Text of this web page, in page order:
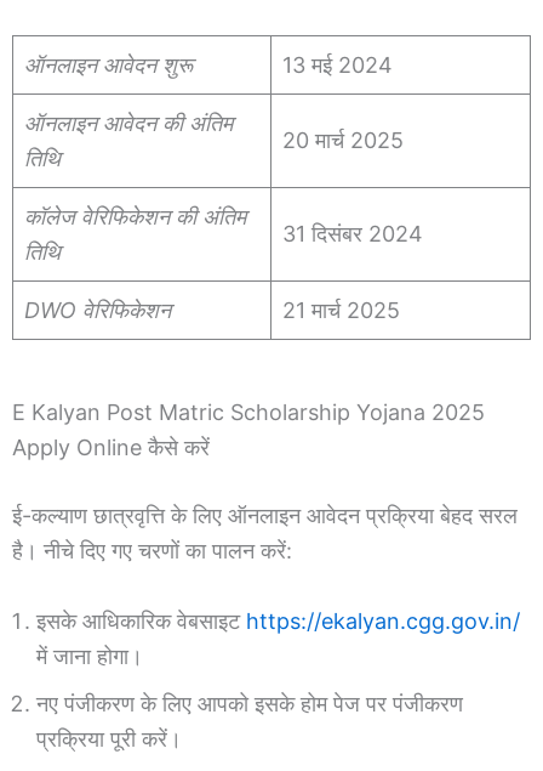
ऑनलाइन आवेदन शुरू 13 मई 2024
ऑनलाइन आवेदन की अंतिम
तिथि
20 मार्च 2025
कॉलेज वेरिफिकेशन की अंतिम
तिथि
31 दिसंबर 2024
DWO वेरिफिकेशन 21 मार्च 2025
E Kalyan Post Matric Scholarship Yojana 2025
Apply Online कैसे करें
ई-कल्याण छात्रवृत्ति के लिए ऑनलाइन आवेदन प्रक्रिया बेहद सरल
है। नीचे दिए गए चरणों का पालन करें:
इसके आधिकारिक वेबसाइट https://ekalyan.cgg.gov.in/
में जाना होगा।
नए पंजीकरण के लिए आपको इसके होम पेज पर पंजीकरण
प्रक्रिया पूरी करें।